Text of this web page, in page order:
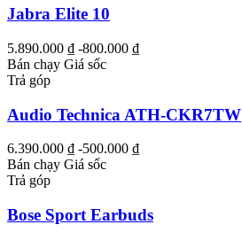
Jabra Elite 10
5.890.000 ₫ -800.000 ₫
Bán chạy Giá sốc
Trả góp
Audio Technica ATH-CKR7TW
6.390.000 ₫ -500.000 ₫
Bán chạy Giá sốc
Trả góp
Bose Sport Earbuds